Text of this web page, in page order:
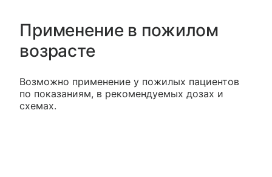
Применение в пожилом
возрасте
Возможно применение у пожилых пациентов
по показаниям, в рекомендуемых дозах и
схемах.